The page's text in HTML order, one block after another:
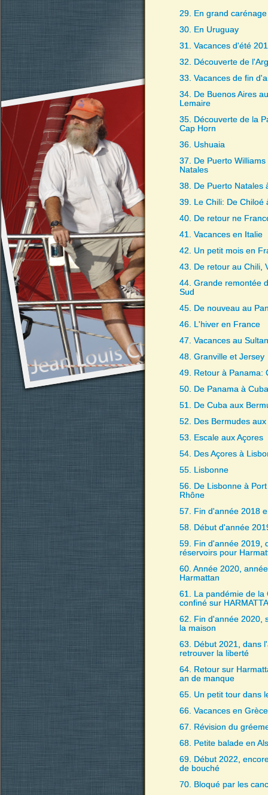
29. En grand carénage
30. En Uruguay
31. Vacances d'été
32. Découverte de
33. Vacances de fin
34. De Buenos Aires
Lemaire
35. Découverte de la
Cap Horn
36. Ushuaia
37. De Puerto Williams
Natales
38. De Puerto Natales
39. Le Chili: De Chiloé
40. De retour ne
41. Vacances en Italie
42. Un petit mois en
43. De retour au Chili,
44. Grande remontée
Sud
45. De nouveau au
46. L'hiver en France
47. Vacances au
48. Granville et Jersey
49. Retour à Panama:
50. De Panama à Cuba
51. De Cuba aux
52. Des Bermudes aux
53. Escale aux Açores
54. Des Açores à
55. Lisbonne
56. De Lisbonne à
Rhône
57. Fin d'année 2018
58. Début d'année
59. Fin d'année 2019,
réservoirs pour
60. Année 2020,
Harmattan
61. La pandémie de la
confiné sur
62. Fin d'année 2020,
la maison
63. Début 2021, dans
retrouver la liberté
64. Retour sur
an de manque
65. Un petit tour dans
66. Vacances en Grèce
67. Révision du
68. Petite balade en
69. Début 2022,
de bouché
70. Bloqué par les